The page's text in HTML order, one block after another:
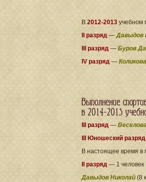
В 2012-2013 учебном
II разряд — Давыдов
III разряд — Буров
IV разряд —
Выполнение
в 2014-2015
III разряд —
III Юношеский разряд
В настоящее время в
II разряд — 1 человек
Давыдов Николай (8